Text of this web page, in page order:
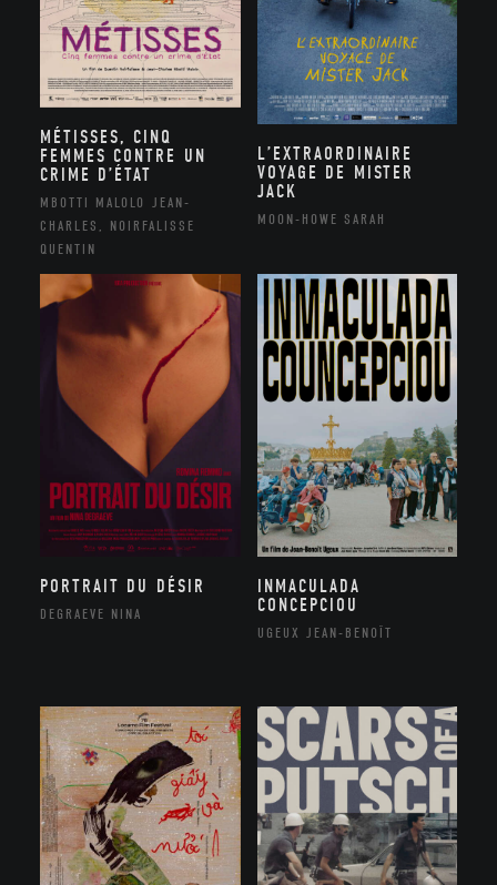
MÉTISSES, CINQ
FEMMES CONTRE UN
CRIME D’ÉTAT
MBOTTI MALOLO JEAN-
CHARLES, NOIRFALISSE
QUENTIN
L’EXTRAORDINAIRE
VOYAGE DE MISTER
JACK
MOON-HOWE SARAH
PORTRAIT DU DÉSIR
DEGRAEVE NINA
INMACULADA
CONCEPCIOU
UGEUX JEAN-BENOÎT